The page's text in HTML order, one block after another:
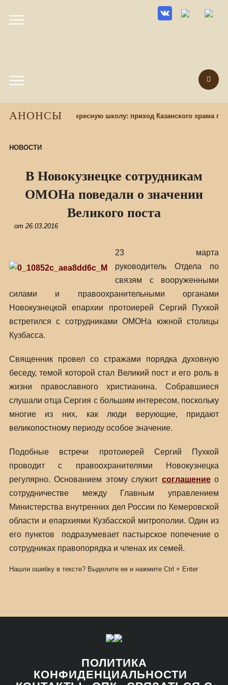
АНОНСЫ
учащихся в воскресную школу: приход Казанского храма
НОВОСТИ
В Новокузнецке сотрудникам
ОМОНа поведали о значении
Великого поста
от 26.03.2016
23 марта
руководитель Отдела по
связям с вооруженными
силами и правоохранительными органами
Новокузнецкой епархии протоиерей Сергий Пухкой
встретился с сотрудниками ОМОНа южной столицы
Кузбасса.
Священник провел со стражами порядка духовную
беседу, темой которой стал Великий пост и его роль в
жизни православного христианина. Собравшиеся
слушали отца Сергия с большим интересом, поскольку
многие из них, как люди верующие, придают
великопостному периоду особое значение.
Подобные встречи протоиерей Сергий Пухкой
проводит с правоохранителями Новокузнецка
регулярно. Основанием этому служит соглашениео
сотрудничестве между Главным управлением
Министерства внутренних дел России по Кемеровской
области и епархиями Кузбасской митрополии. Один из
его пунктов подразумевает пастырское попечение о
сотрудниках правопорядка и членах их семей.
Нашли ошибку в тексте? Выделите ее и нажмите Ctrl + Enter
ПОЛИТИКА
КОНФИДЕНЦИАЛЬНОСТИ